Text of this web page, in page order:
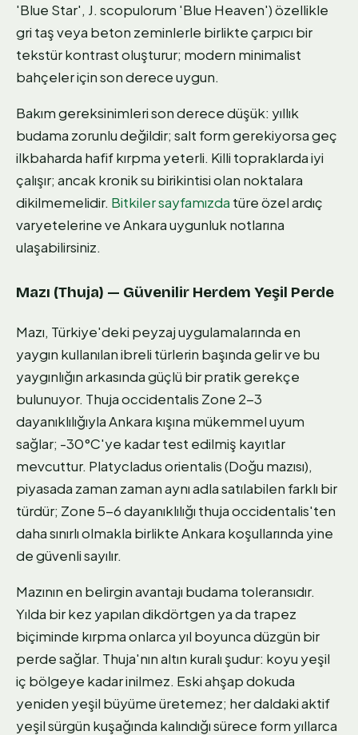
'Blue Star', J. scopulorum 'Blue Heaven') özellikle
gri taş veya beton zeminlerle birlikte çarpıcı bir
tekstür kontrast oluşturur; modern minimalist
bahçeler için son derece uygun.
Bakım gereksinimleri son derece düşük: yıllık
budama zorunlu değildir; salt form gerekiyorsa geç
ilkbaharda hafif kırpma yeterli. Killi topraklarda iyi
çalışır; ancak kronik su birikintisi olan noktalara
dikilmemelidir. Bitkiler sayfamızda türe özel ardıç
varyetelerine ve Ankara uygunluk notlarına
ulaşabilirsiniz.
Mazı (Thuja) — Güvenilir Herdem Yeşil Perde
Mazı, Türkiye'deki peyzaj uygulamalarında en
yaygın kullanılan ibreli türlerin başında gelir ve bu
yaygınlığın arkasında güçlü bir pratik gerekçe
bulunuyor. Thuja occidentalis Zone 2-3
dayanıklılığıyla Ankara kışına mükemmel uyum
sağlar; -30°C'ye kadar test edilmiş kayıtlar
mevcuttur. Platycladus orientalis (Doğu mazısı),
piyasada zaman zaman aynı adla satılabilen farklı bir
türdür; Zone 5-6 dayanıklılığı thuja occidentalis'ten
daha sınırlı olmakla birlikte Ankara koşullarında yine
de güvenli sayılır.
Mazının en belirgin avantajı budama toleransıdır.
Yılda bir kez yapılan dikdörtgen ya da trapez
biçiminde kırpma onlarca yıl boyunca düzgün bir
perde sağlar. Thuja'nın altın kuralı şudur: koyu yeşil
iç bölgeye kadar inilmez. Eski ahşap dokuda
yeniden yeşil büyüme üretemez; her daldaki aktif
yeşil sürgün kuşağında kalındığı sürece form yıllarca